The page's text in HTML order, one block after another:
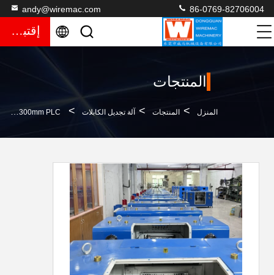
andy@wiremac.com 86-0769-82706004
إقتباس
المنتجات
المنزل > المنتجات > آلة تجديل الكابلات > Φ300mm PLC عالية السرعة آلة التثقيب الأسلاك النحاسية التواء جدائل لكابل البيانات مما يجعل التواء تجهيز الإعصار